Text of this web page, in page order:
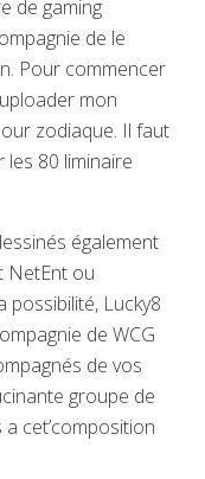
de gaming
de le
Pour commencer
mon
zodiaque. Il faut
80 liminaire
également
NetEnt ou
possibilité, Lucky8
de WCG
de vos
groupe de
cet’composition